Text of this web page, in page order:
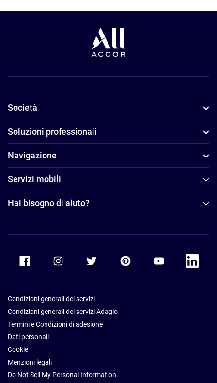
Società
Soluzioni professionali
Navigazione
Servizi mobili
Hai bisogno di aiuto?
Accor Facebook Accor TwitterAccor PinterestAccor Youtube
Accor
Condizioni generali dei servizi
Condizioni generali dei servizi Adagio
Termini e Condizioni di adesione
Dati personali
Cookie
Menzioni legali
Do Not Sell My Personal Information